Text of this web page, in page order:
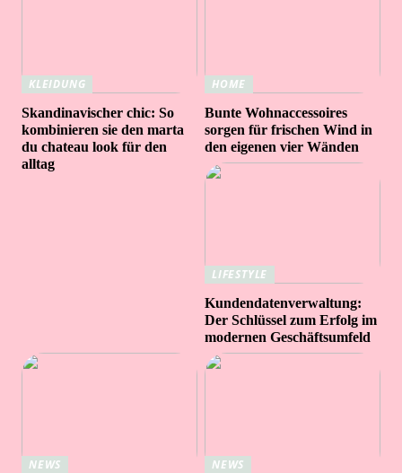
KLEIDUNG
Skandinavischer chic: So
kombinieren sie den marta
du chateau look für den
alltag
HOME
Bunte Wohnaccessoires
sorgen für frischen Wind in
den eigenen vier Wänden
LIFESTYLE
Kundendatenverwaltung:
Der Schlüssel zum Erfolg im
modernen Geschäftsumfeld
NEWS
NEWS